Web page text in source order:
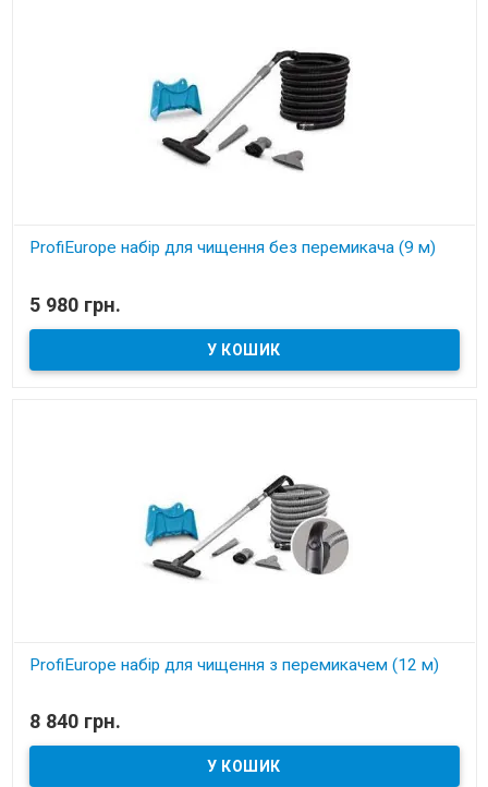
ProfiEurope набір для чищення без перемикача (9 м)
Набір для чищення без перемикача (9 м)
5 980 грн.
ProfiEurope набір для чищення з перемикачем (12 м)
8 840 грн.